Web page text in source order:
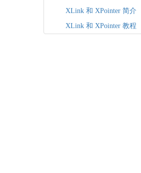
XLink 和 XPointer 简介
XLink 和 XPointer 教程